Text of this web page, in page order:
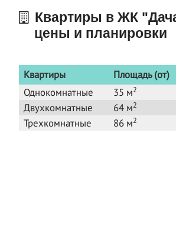
Квартиры в ЖК
цены и планировки
Квартиры Площадь (от)
Однокомнатные
35 м2
Двухкомнатные 64 м2
Трехкомнатные 86 м2